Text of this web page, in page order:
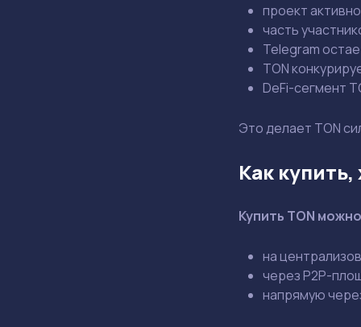
проект
часть
Telegram
TON
DeFi-сегмент
Это делает TON
Как
Купить TON можно
на
через P2P-
напрямую